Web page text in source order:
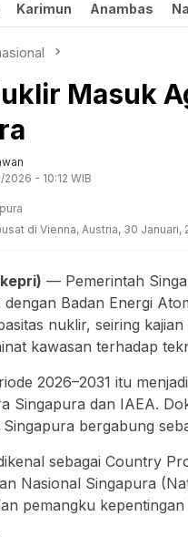
Karimun Anambas
Masuk
- 10:12 WIB
di Vienna, Austria, 30 Januari,
— Pemerintah
dengan Badan Energi
nuklir, seiring
kawasan terhadap
2026–2031 itu
Singapura dan IAEA.
bergabung
sebagai Country
Nasional Singapura
pemangku